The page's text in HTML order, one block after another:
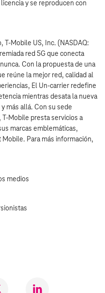
y se reproducen con
US, Inc. (NASDAQ:
red 5G que conecta
Con la propuesta de una
reúne la mejor red, calidad al
El Un-carrier redefine
mientras desata la nueva
más allá. Con su sede
presta servicios a
marcas emblemáticas,
Mobile. Para más información,
medios